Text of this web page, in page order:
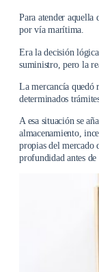
Para atender
por vía marítima.
Era la decisión
suministro, pero la
La mercancía quedó
determinados
A esa situación se
almacenamiento,
propias del mercado
profundidad antes